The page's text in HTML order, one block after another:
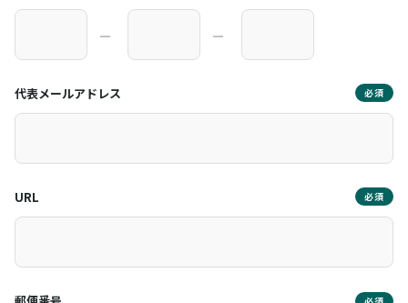
― ―
代表メールアドレス 必須
URL 必須